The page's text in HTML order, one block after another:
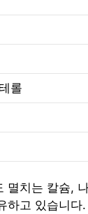
롤
멸치는 칼슘,
하고 있습니다